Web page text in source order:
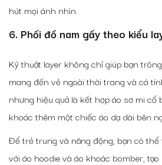
hút mọi ánh nhìn.
6. Phối đồ nam gầy theo kiểu
Kỹ thuật layer không chỉ giúp bạn
mang đến vẻ ngoài thời trang và cá
nhưng hiệu quả là kết hợp áo sơ mi cổ
khoác thêm một chiếc áo dạ dài bên
Để trẻ trung và năng động, bạn có
với áo hoodie và áo khoác bomber,